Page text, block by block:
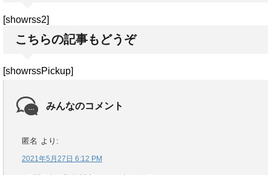
[showrss2]
こちらの記事もどうぞ
[showrssPickup]
みんなのコメント
匿名 より:
2021年5月27日 6:12 PM